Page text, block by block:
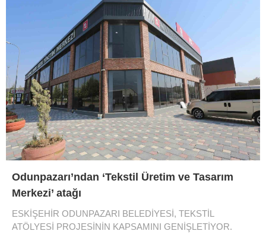
Odunpazarı’ndan ‘Tekstil Üretim ve Tasarım
Merkezi’ atağı
ESKİŞEHİR ODUNPAZARI BELEDİYESİ, TEKSTİL
ATÖLYESİ PROJESİNİN KAPSAMINI GENİŞLETİYOR.